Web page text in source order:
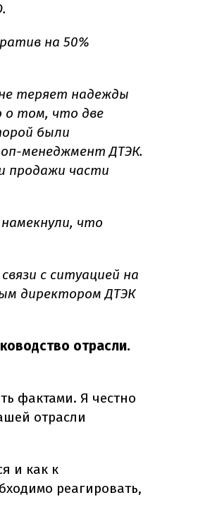
на 50%
теряет надежды
о том, что две
были
менеджмент ДТЭК.
продажи части
что
с ситуацией на
директором ДТЭК
отрасли.
фактами. Я честно
отрасли
и как к
реагировать,